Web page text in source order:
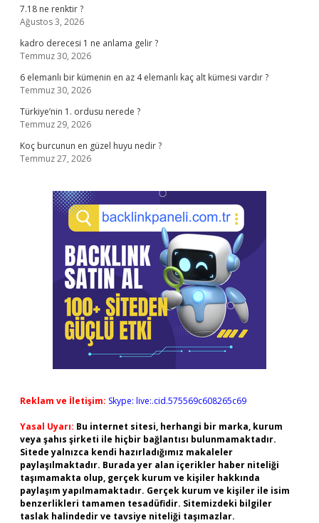
7.18 ne renktir ?
Ağustos 3, 2026
kadro derecesi 1 ne anlama gelir ?
Temmuz 30, 2026
6 elemanlı bir kümenin en az 4 elemanlı kaç alt kümesi vardır ?
Temmuz 30, 2026
Türkiye’nin 1. ordusu nerede ?
Temmuz 29, 2026
Koç burcunun en güzel huyu nedir ?
Temmuz 27, 2026
Reklam ve İletişim: Skype: live:.cid.575569c608265c69
Yasal Uyarı: Bu internet sitesi, herhangi bir marka, kurum
veya şahıs şirketi ile hiçbir bağlantısı bulunmamaktadır.
Sitede yalnızca kendi hazırladığımız makaleler
paylaşılmaktadır. Burada yer alan içerikler haber niteliği
taşımamakta olup, gerçek kurum ve kişiler hakkında
paylaşım yapılmamaktadır. Gerçek kurum ve kişiler ile isim
benzerlikleri tamamen tesadüfidir. Sitemizdeki bilgiler
taslak halindedir ve tavsiye niteliği taşımazlar.